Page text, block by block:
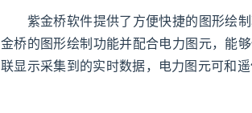
紫金桥软件提供了方便快捷的图形绘制
金桥的图形绘制功能并配合电力图元，能
联显示采集到的实时数据，电力图元可和